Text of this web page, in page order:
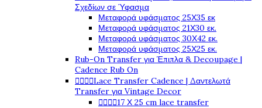
Σχεδίων σε Ύφασμα
Μεταφορά υφάσματος 25Χ35 εκ
Μεταφορά υφάσματος 21Χ30 εκ.
Μεταφορά υφάσματος 30Χ42 εκ.
Μεταφορά υφάσματος 25Χ25 εκ.
Rub-On Transfer για Έπιπλα & Decoupage |
Cadence Rub On
Lace Transfer Cadence | Δαντελωτά
Transfer για Vintage Decor
17 Χ 25 cm lace transfer